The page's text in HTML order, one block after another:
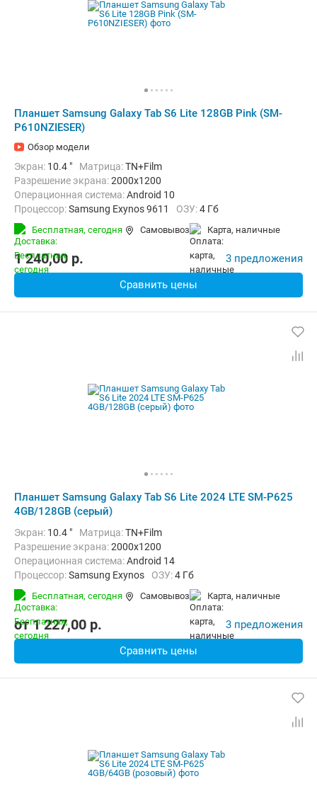
Планшет Samsung Galaxy Tab S6 Lite 128GB Pink (SM-
P610NZIESER)
Обзор модели
Экран: 10.4 " Матрица:TN+Film
Разрешение экрана:2000x1200
Операционная система:Android 10
Процессор:Samsung Exynos 9611 ОЗУ:4 Гб
Встроенная память:
Тыловая камера:
Беспроводная связь:
Bluetooth, Wi-Fi Вес:467 г
Бесплатная, сегодня Самовывоз карта, наличные
1 240,00 p. 3 предложения
Сравнить цены
Планшет Samsung Galaxy Tab S6 Lite 2024 LTE SM-P625
4GB/128GB (серый)
Экран: 10.4 " Матрица:TN+Film
Разрешение экрана:2000x1200
Операционная система:Android 14
Процессор:Samsung Exynos ОЗУ:4 Гб
Встроенная память:
Тыловая камера:
Беспроводная связь:
4G (LTE), Bluetooth, Wi-Fi
Комплектация:
465 г
Бесплатная, сегодня Самовывоз карта, наличные
от1 227,00 p. 3 предложения
Сравнить цены